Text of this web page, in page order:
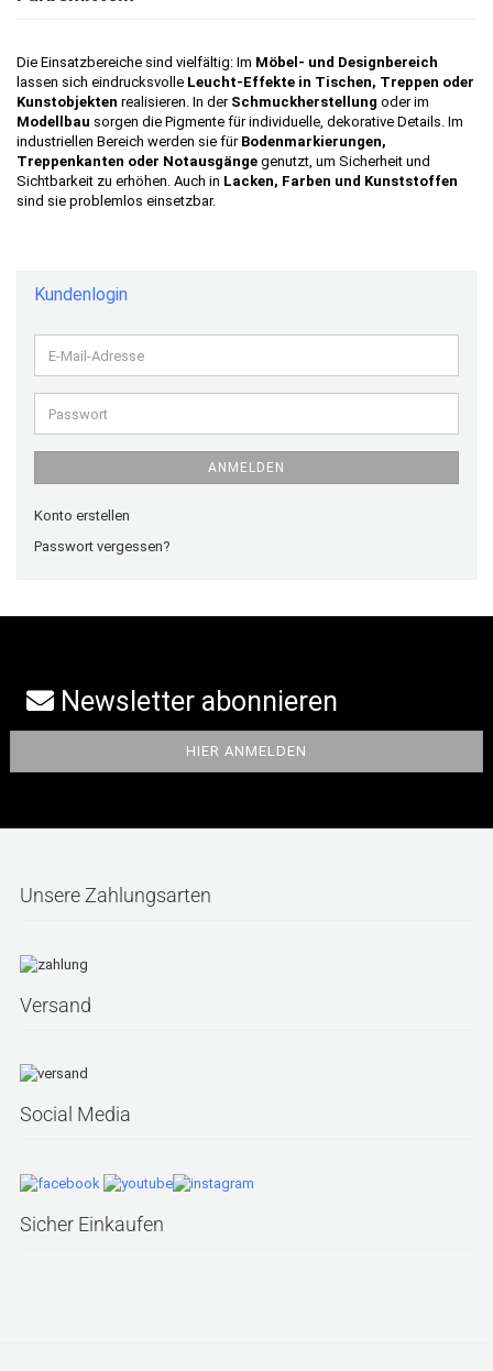
Die Einsatzbereiche sind vielfältig: Im Möbel- und Designbereich
lassen sich eindrucksvolle Leucht-Effekte in Tischen, Treppen oder
Kunstobjekten realisieren. In der Schmuckherstellung oder im
Modellbau sorgen die Pigmente für individuelle, dekorative Details. Im
industriellen Bereich werden sie für Bodenmarkierungen,
Treppenkanten oder Notausgänge genutzt, um Sicherheit und
Sichtbarkeit zu erhöhen. Auch in Lacken, Farben und Kunststoffen
sind sie problemlos einsetzbar.
Kundenlogin
E-
Mail-
Adresse
Passwort
ANMELDEN
Konto erstellen
Passwort vergessen?
Newsletter abonnieren
Unsere Zahlungsarten
Versand
Social Media
Sicher Einkaufen